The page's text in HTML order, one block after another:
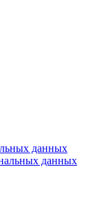
данных
данных